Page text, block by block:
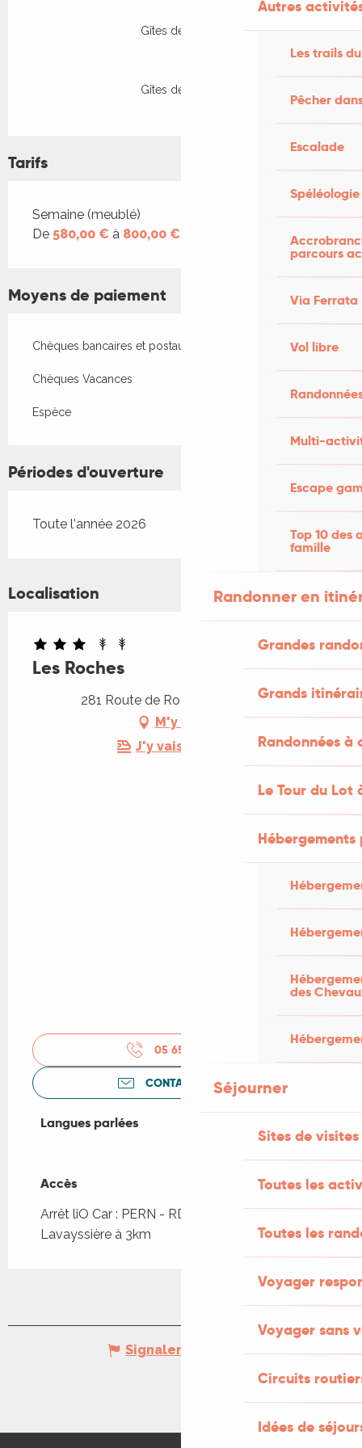
Autres
Les trails
Pêcher
Escalade
Spéléologie
parcours
Via Ferrata
Vol libre
Multi-
Escape
Top 10 des
famille
Randonner en
Grandes
Grands
Randonnées
Le Tour du Lot
des
Séjourner
Sites de visites
Toutes les
Toutes les
Voyager
Voyager sans
Circuits
Idées de
Gîtes de France
Gîtes de France
Tarifs
Tarifs 2026
Semaine (meublé)
De 580,00 € à 800,00 €
Moyens de paiement
Chèques bancaires et postaux
Chèques Vacances
Espèce
Périodes d'ouverture
Toute l'année 2026
Localisation
Les Roches
281 Route de Roches, 46170 Pern
M'y rendre
J'y vais en train !
05 65 21 07
CONTACTEZ-NOUS
Langues parlées
Langues parlées
Accès
Accès
Arrêt liO Car : PERN - RD 19 X Embt
Lavayssière à 3km
Signaler une erreur